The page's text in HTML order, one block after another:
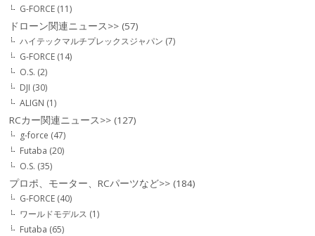
G-FORCE (11)
ドローン関連ニュース>> (57)
ハイテックマルチプレックスジャパン (7)
G-FORCE (14)
O.S. (2)
DJI (30)
ALIGN (1)
RCカー関連ニュース>> (127)
g-force (47)
Futaba (20)
O.S. (35)
プロポ、モーター、RCパーツなど>> (184)
G-FORCE (40)
ワールドモデルス (1)
Futaba (65)